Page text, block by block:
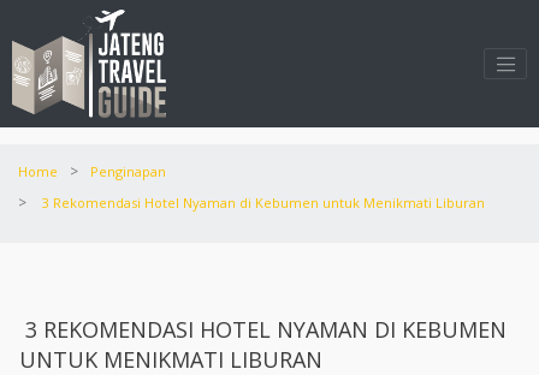
Home > Penginapan
> 3 Rekomendasi Hotel Nyaman di Kebumen untuk Menikmati Liburan
3 REKOMENDASI HOTEL NYAMAN DI KEBUMEN
UNTUK MENIKMATI LIBURAN